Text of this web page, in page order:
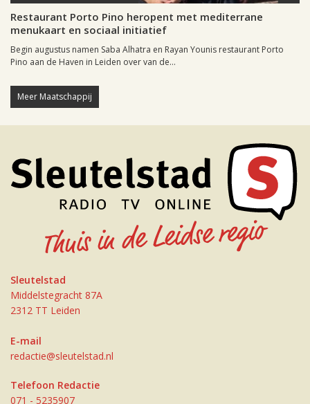
Restaurant Porto Pino heropent met mediterrane
menukaart en sociaal initiatief
Begin augustus namen Saba Alhatra en Rayan Younis restaurant Porto
Pino aan de Haven in Leiden over van de...
Meer Maatschappij
Sleutelstad
Middelstegracht 87A
2312 TT Leiden
E-mail
redactie@sleutelstad.nl
Telefoon Redactie
071 - 5235907